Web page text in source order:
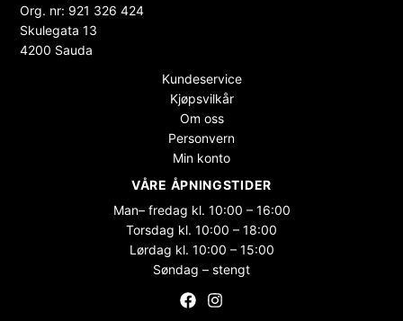
Org. nr: 921 326 424
Skulegata 13
4200 Sauda
Kundeservice
Kjøpsvilkår
Om oss
Personvern
Min konto
VÅRE ÅPNINGSTIDER
Man– fredag kl. 10:00 – 16:00
Torsdag kl. 10:00 – 18:00
Lørdag kl. 10:00 – 15:00
Søndag – stengt